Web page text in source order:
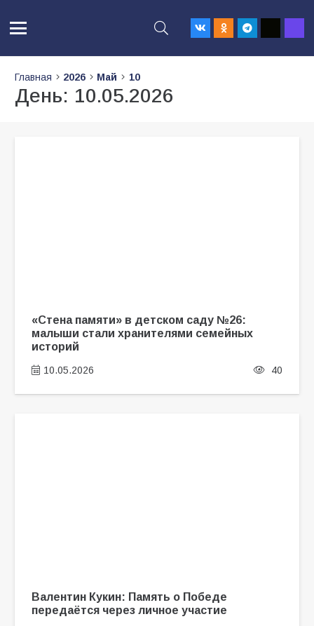
Главная 2026 Май 10
День: 10.05.2026
«Стена памяти» в детском саду №26:
малыши стали хранителями семейных
историй
10.05.2026 40
Валентин Кукин: Память о Победе
передаётся через личное участие